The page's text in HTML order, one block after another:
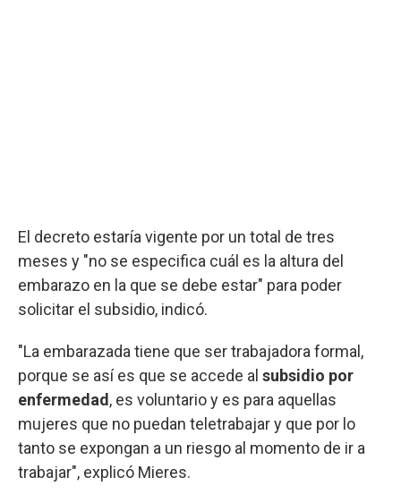
El decreto estaría vigente por un total de tres
meses y "no se especifica cuál es la altura del
embarazo en la que se debe estar" para poder
solicitar el subsidio, indicó.
"La embarazada tiene que ser trabajadora formal,
porque se así es que se accede al subsidio por
enfermedad , es voluntario y es para aquellas
mujeres que no puedan teletrabajar y que por lo
tanto se expongan a un riesgo al momento de ir a
trabajar", explicó Mieres.